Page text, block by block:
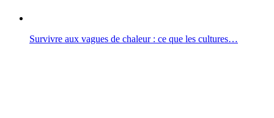
Survivre aux vagues de chaleur : ce que les cultures…